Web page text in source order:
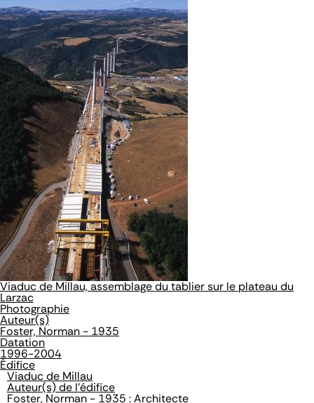
Viaduc de Millau, assemblage du tablier sur le plateau du
Larzac
Photographie
Auteur(s)
Foster, Norman - 1935
Datation
1996-2004
Édifice
Viaduc de Millau
Auteur(s) de l'édifice
Foster, Norman - 1935 : Architecte